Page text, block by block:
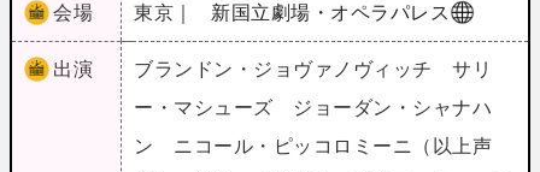
会場 東京｜ 新国立劇場・オペラパレス
出演
ブランドン・ジョヴァノヴィッチ サリ
ー・マシューズ ジョーダン・シャナハ
ン ニコール・ピッコロミーニ（以上声